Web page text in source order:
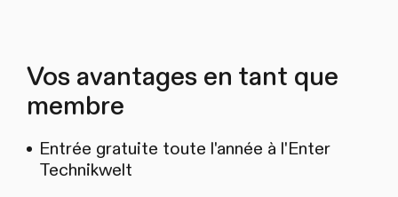
Vos avantages en tant que
membre
Entrée gratuite toute l'année à l'Enter
Technikwelt